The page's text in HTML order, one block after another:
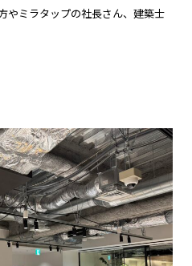
やミラタップの社長さん、建築士